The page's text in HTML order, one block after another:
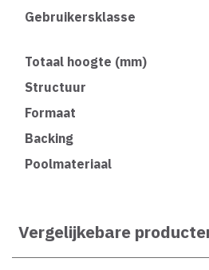
Gebruikersklasse
Totaal hoogte (mm)
Structuur
Formaat
Backing
Poolmateriaal
Vergelijkebare